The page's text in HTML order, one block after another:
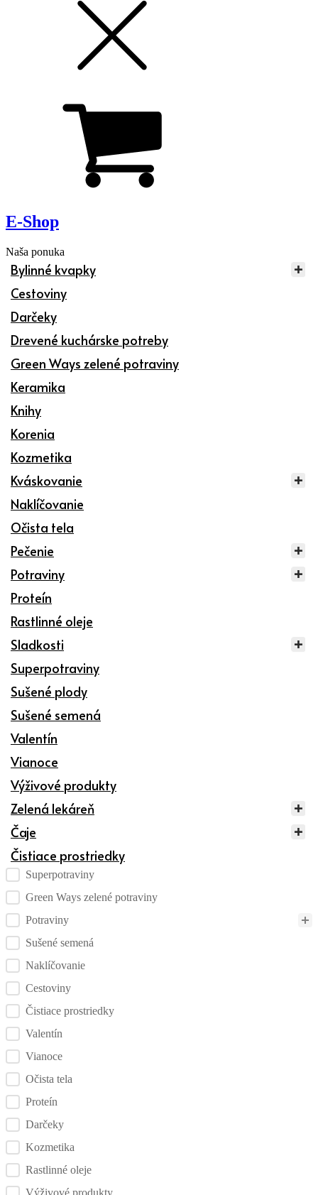
E-Shop
Naša ponuka
Bylinné kvapky
Cestoviny
Darčeky
Drevené kuchárske potreby
Green Ways zelené potraviny
Keramika
Knihy
Korenia
Kozmetika
Kváskovanie
Naklíčovanie
Očista tela
Pečenie
Potraviny
Proteín
Rastlinné oleje
Sladkosti
Superpotraviny
Sušené plody
Sušené semená
Valentín
Vianoce
Výživové produkty
Zelená lekáreň
Čaje
Čistiace prostriedky
Kategórie produktov checklist
Superpotraviny
Green Ways zelené potraviny
Potraviny
Sušené semená
Naklíčovanie
Cestoviny
Čistiace prostriedky
Valentín
Vianoce
Očista tela
Proteín
Darčeky
Kozmetika
Rastlinné oleje
Výživové produkty